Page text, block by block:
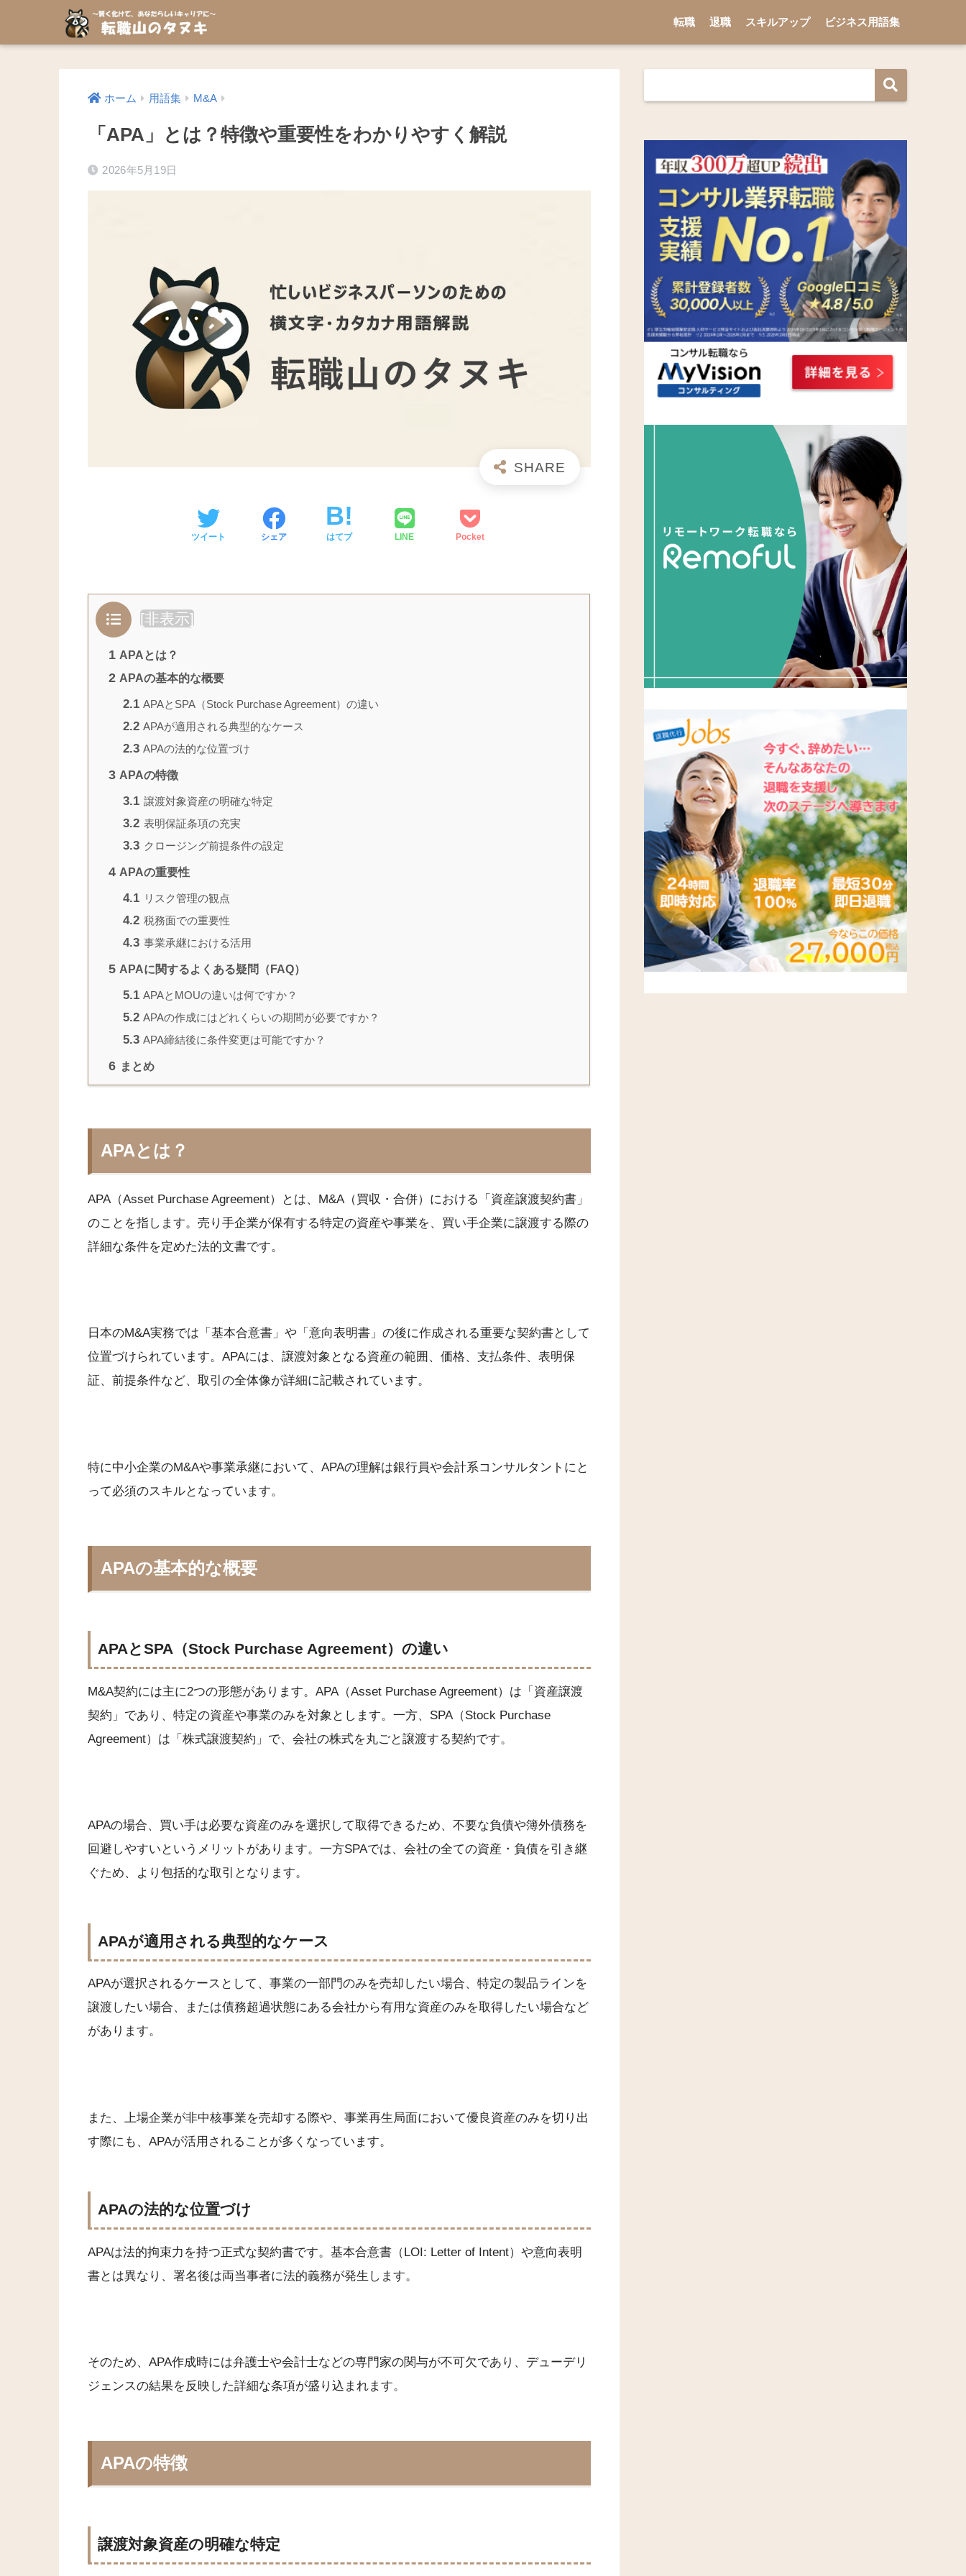
転職 退職 スキルアップ ビジネス用語集
ホーム 用語集 M&A
「APA」とは？特徴や重要性をわかりやすく解説
2026年5月19日
ツイート シェア はてブ LINE Pocket
[非表示]
1 APAとは？
2 APAの基本的な概要
2.1 APAとSPA（Stock Purchase Agreement）の違い
2.2 APAが適用される典型的なケース
2.3 APAの法的な位置づけ
3 APAの特徴
3.1 譲渡対象資産の明確な特定
3.2 表明保証条項の充実
3.3 クロージング前提条件の設定
4 APAの重要性
4.1 リスク管理の観点
4.2 税務面での重要性
4.3 事業承継における活用
5 APAに関するよくある疑問（FAQ）
5.1 APAとMOUの違いは何ですか？
5.2 APAの作成にはどれくらいの期間が必要ですか？
5.3 APA締結後に条件変更は可能ですか？
6 まとめ
APAとは？
APA（Asset Purchase Agreement）とは、M&A（買収・合併）における「資産譲渡契約書」
のことを指します。売り手企業が保有する特定の資産や事業を、買い手企業に譲渡する際の
詳細な条件を定めた法的文書です。
日本のM&A実務では「基本合意書」や「意向表明書」の後に作成される重要な契約書として
位置づけられています。APAには、譲渡対象となる資産の範囲、価格、支払条件、表明保
証、前提条件など、取引の全体像が詳細に記載されています。
特に中小企業のM&Aや事業承継において、APAの理解は銀行員や会計系コンサルタントにと
って必須のスキルとなっています。
APAの基本的な概要
APAとSPA（Stock Purchase Agreement）の違い
M&A契約には主に2つの形態があります。APA（Asset Purchase Agreement）は「資産譲渡
契約」であり、特定の資産や事業のみを対象とします。一方、SPA（Stock Purchase
Agreement）は「株式譲渡契約」で、会社の株式を丸ごと譲渡する契約です。
APAの場合、買い手は必要な資産のみを選択して取得できるため、不要な負債や簿外債務を
回避しやすいというメリットがあります。一方SPAでは、会社の全ての資産・負債を引き継
ぐため、より包括的な取引となります。
APAが適用される典型的なケース
APAが選択されるケースとして、事業の一部門のみを売却したい場合、特定の製品ラインを
譲渡したい場合、または債務超過状態にある会社から有用な資産のみを取得したい場合など
があります。
また、上場企業が非中核事業を売却する際や、事業再生局面において優良資産のみを切り出
す際にも、APAが活用されることが多くなっています。
APAの法的な位置づけ
APAは法的拘束力を持つ正式な契約書です。基本合意書（LOI: Letter of Intent）や意向表明
書とは異なり、署名後は両当事者に法的義務が発生します。
そのため、APA作成時には弁護士や会計士などの専門家の関与が不可欠であり、デューデリ
ジェンスの結果を反映した詳細な条項が盛り込まれます。
APAの特徴
譲渡対象資産の明確な特定